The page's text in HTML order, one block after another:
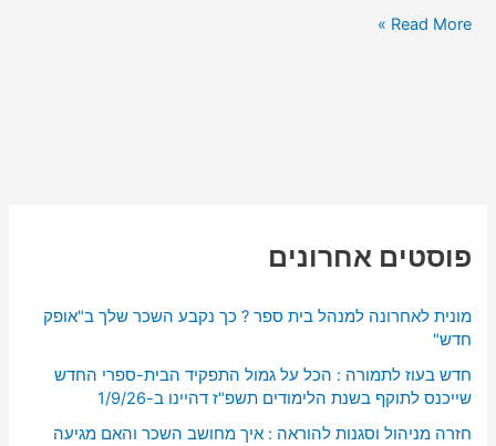
פוסטים אחרונים
מונית לאחרונה למנהל בית ספר ? כך נקבע השכר שלך ב"אופק
חדש"
חדש בעוז לתמורה : הכל על גמול התפקיד הבית-ספרי החדש
שייכנס לתוקף בשנת הלימודים תשפ"ז דהיינו ב-1/9/26
חזרה מניהול וסגנות להוראה : איך מחושב השכר והאם מגיעה
Read More »